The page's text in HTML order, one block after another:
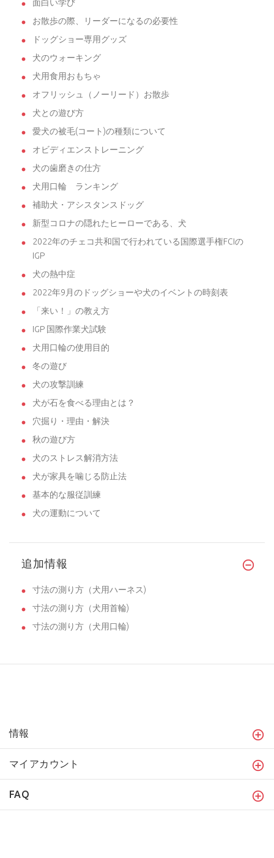
面白い学び
お散歩の際、リーダーになるの必要性
ドッグショー専用グッズ
犬のウォーキング
犬用食用おもちゃ
オフリッシュ（ノーリード）お散歩
犬との遊び方
愛犬の被毛(コート)の種類について
オビディエンストレーニング
犬の歯磨きの仕方
犬用口輪 ランキング
補助犬・アシスタンスドッグ
新型コロナの隠れたヒーローである、犬
2022年のチェコ共和国で行われている国際選手権FCIの
IGP
犬の熱中症
2022年9月のドッグショーや犬のイベントの時刻表
「来い！」の教え方
IGP 国際作業犬試験
犬用口輪の使用目的
冬の遊び
犬の攻撃訓練
犬が石を食べる理由とは？
穴掘り・理由・解決
秋の遊び方
犬のストレス解消方法
犬が家具を噛じる防止法
基本的な服従訓練
犬の運動について
追加情報
寸法の測り方（犬用ハーネス)
寸法の測り方（犬用首輪)
寸法の測り方（犬用口輪)
情報
マイアカウント
FAQ